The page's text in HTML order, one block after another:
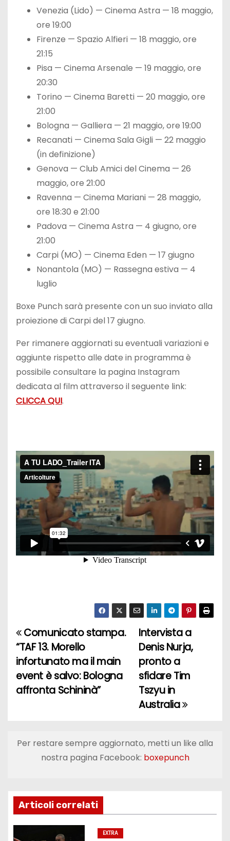
Venezia (Lido) — Cinema Astra — 18 maggio,
ore 19:00
Firenze — Spazio Alfieri — 18 maggio, ore
21:15
Pisa — Cinema Arsenale — 19 maggio, ore
20:30
Torino — Cinema Baretti — 20 maggio, ore
21:00
Bologna — Galliera — 21 maggio, ore 19:00
Recanati — Cinema Sala Gigli — 22 maggio
(in definizione)
Genova — Club Amici del Cinema — 26
maggio, ore 21:00
Ravenna — Cinema Mariani — 28 maggio,
ore 18:30 e 21:00
Padova — Cinema Astra — 4 giugno, ore
21:00
Carpi (MO) — Cinema Eden — 17 giugno
Nonantola (MO) — Rassegna estiva — 4
luglio
Boxe Punch sarà presente con un suo inviato alla
proiezione di Carpi del 17 giugno.
Per rimanere aggiornati su eventuali variazioni e
aggiunte rispetto alle date in programma è
possibile consultare la pagina Instagram
dedicata al film attraverso il seguente link:
CLICCA QUI.
N
a
v
a
o
n
Intervista a
Denis Nurja,
pronto a
sfidare Tim
Tszyu in
Australia
Comunicato stampa.
“TAF 13. Morello
infortunato ma il main
event è salvo: Bologna
affronta Schininà”
Per restare sempre aggiornato, metti un like alla
nostra pagina Facebook: boxepunch
Articoli correlati
EXTRA